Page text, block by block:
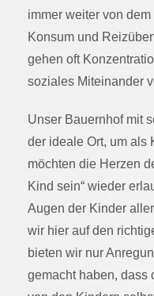
immer weiter von
Konsum und
gehen oft
soziales Miteinander
Unser Bauernhof mit
der ideale Ort, um als
möchten die Herzen
Kind sein“ wieder
Augen der Kinder
wir hier auf den
bieten wir nur
gemacht haben, dass